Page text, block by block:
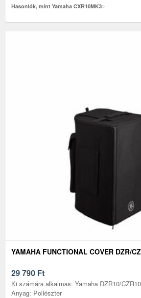
Hasonlók, mint Yamaha CXR10MK3
YAMAHA FUNCTIONAL COVER DZR/
29 790 Ft
Ki számára alkalmas: Yamaha DZR10/
Anyag: Poliészter